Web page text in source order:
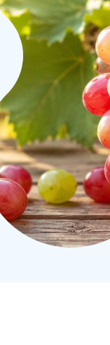
Детская
44 часа
основ до
72 часа